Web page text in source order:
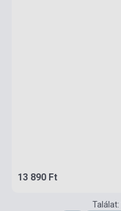
13 890 Ft
Találat: